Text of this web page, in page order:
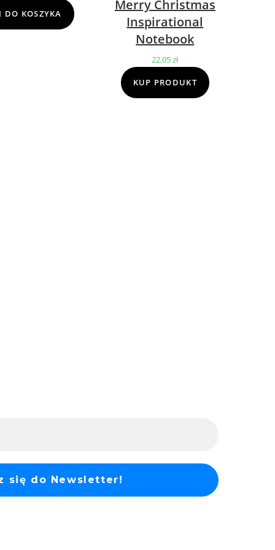
wynosi:
DO KOSZYKA
Merry Christmas
Inspirational
Notebook
22,05zł
KUP PRODUKT